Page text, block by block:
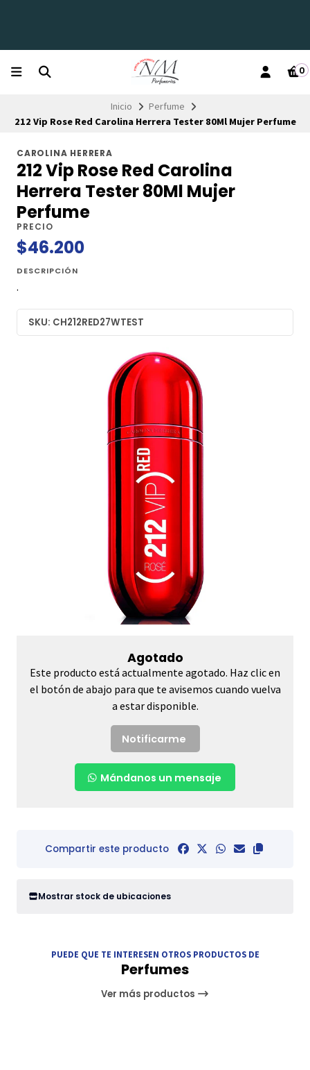
0
Inicio
Perfume
212 Vip Rose Red Carolina Herrera Tester 80Ml Mujer Perfume
CAROLINA HERRERA
212 Vip Rose Red Carolina
Herrera Tester 80Ml Mujer
Perfume
PRECIO
$46.200
DESCRIPCIÓN
.
SKU: CH212RED27WTEST
Agotado
Este producto está actualmente agotado. Haz clic en
el botón de abajo para que te avisemos cuando vuelva
a estar disponible.
Notificarme
Mándanos un mensaje
Compartir este producto
Mostrar stock de ubicaciones
PUEDE QUE TE INTERESEN OTROS PRODUCTOS DE
Perfumes
Ver más productos